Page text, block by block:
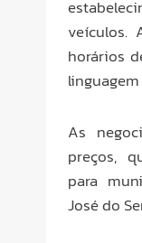
veículos.
horários
As
preços,
para
José do